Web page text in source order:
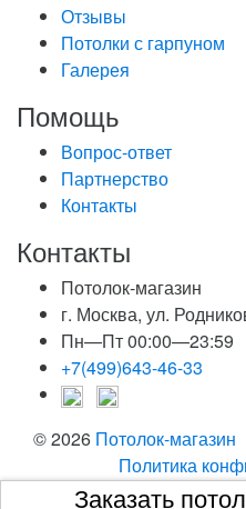
Отзывы
Потолки с гарпуном
Галерея
Помощь
Вопрос-ответ
Партнерство
Контакты
Контакты
Потолок-магазин
г. Москва, ул.
Пн—Пт 00:00—23:59
+7(499)643-46-33
© 2026 Потолок-магазин
Политика
Заказать